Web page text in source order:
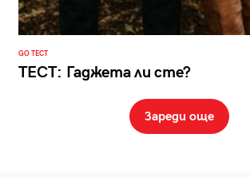
GO ТЕСТ
ТЕСТ: Гаджета ли сте?
Зареди още